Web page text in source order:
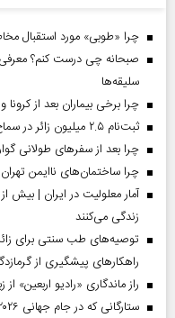
چرا «طوبی» مورد استقبال
سلیقه‌ها
چرا برخی بیماران بعد از کرونا و
ثبت‌نام ۲.۵ میلیون زائر در سماح | عبور ۱.۷ میلیون نفر از مرز‌های اربعین
چرا بعد از سفرهای طولانی
چرا ساختمان‌های ناایمن
زندگی می‌کنند
توصیه‌های طب سنتی برای
راهکارهای پیشگیری از
راز ماندگاری «رادیو اربعین»
ستارگانی که در جام جهانی ۲۰۲۶ بازی نکردند